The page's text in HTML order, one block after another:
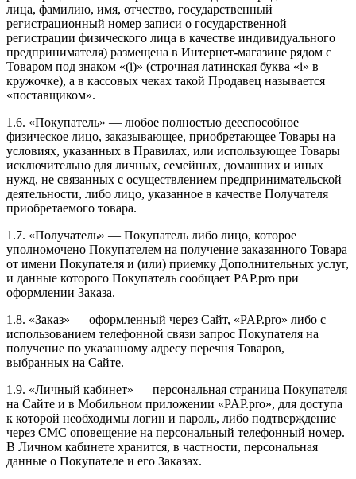
лица, фамилию, имя, отчество, государственный
регистрационный номер записи о государственной
регистрации физического лица в качестве индивидуального
предпринимателя) размещена в Интернет-магазине рядом с
Товаром под знаком «(i)» (строчная латинская буква «i» в
кружочке), а в кассовых чеках такой Продавец называется
«поставщиком».
1.6. «Покупатель» — любое полностью дееспособное
физическое лицо, заказывающее, приобретающее Товары на
условиях, указанных в Правилах, или использующее Товары
исключительно для личных, семейных, домашних и иных
нужд, не связанных с осуществлением предпринимательской
деятельности, либо лицо, указанное в качестве Получателя
приобретаемого товара.
1.7. «Получатель» — Покупатель либо лицо, которое
уполномочено Покупателем на получение заказанного Товара
от имени Покупателя и (или) приемку Дополнительных услуг,
и данные которого Покупатель сообщает PAP.pro при
оформлении Заказа.
1.8. «Заказ» — оформленный через Сайт, «PAP.pro» либо с
использованием телефонной связи запрос Покупателя на
получение по указанному адресу перечня Товаров,
выбранных на Сайте.
1.9. «Личный кабинет» — персональная страница Покупателя
на Сайте и в Мобильном приложении «PAP.pro», для доступа
к которой необходимы логин и пароль, либо подтверждение
через СМС оповещение на персональный телефонный номер.
В Личном кабинете хранится, в частности, персональная
данные о Покупателе и его Заказах.